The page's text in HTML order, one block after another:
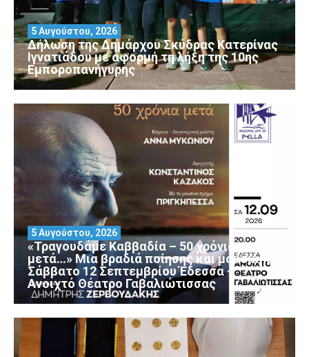
Δήλωση της Δημάρχου Σκύδρας Κατερίνας
Ιγνατιάδου με αφορμή τη λήξη της 10ης
Εμποροπανήγυρης
5 Αυγούστου, 2026
«Τραγουδάμε Καββαδία – 50 χρόνια
μετά…» Μια βραδιά ποίησης και μουσικής
Σάββατο 12 Σεπτεμβρίου Έδεσσα –
Ανοιχτό Θέατρο Γαβαλιώτισσας
5 Αυγούστου, 2026